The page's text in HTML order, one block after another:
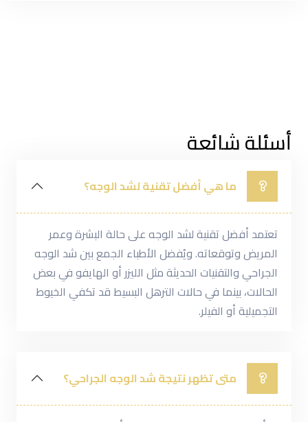
أسئلة شائعة
ما هي أفضل تقنية لشد الوجه؟
تعتمد أفضل تقنية لشد الوجه على حالة البشرة وعمر
المريض وتوقعاته. ويُفضل الأطباء الجمع بين شد الوجه
الجراحي والتقنيات الحديثة مثل الليزر أو الهايفو في بعض
الحالات، بينما في حالات الترهل البسيط قد تكفي الخيوط
التجميلية أو الفيلر.
متى تظهر نتيجة شد الوجه الجراحي؟